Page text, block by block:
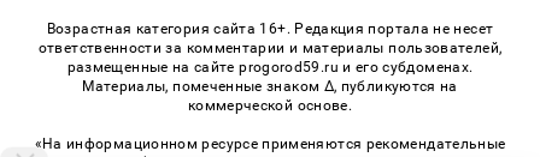
Возрастная категория сайта 16+. Редакция портала не несет
ответственности за комментарии и материалы пользователей,
размещенные на сайте progorod59.ru и его субдоменах.
Материалы, помеченные знаком Δ, публикуются на
коммерческой основе.
«На информационном ресурсе применяются рекомендательные